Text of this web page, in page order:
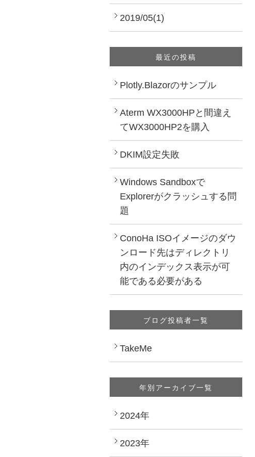
2019/05(1)
最近の投稿
Plotly.Blazorのサンプル
Aterm WX3000HPと間違え
てWX3000HP2を購入
DKIM設定失敗
Windows Sandboxで
Explorerがクラッシュする問
題
ConoHa ISOイメージのダウ
ンロード先はディレクトリ
内のインデックス表示が可
能である必要がある
ブログ投稿者一覧
TakeMe
年別アーカイブ一覧
2024年
2023年